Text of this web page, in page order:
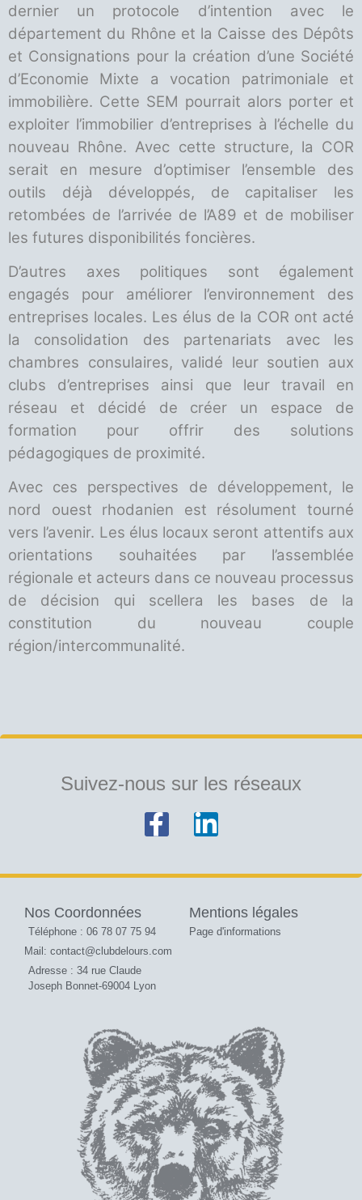
dernier un protocole d’intention avec le
département du Rhône et la Caisse des Dépôts
et Consignations pour la création d’une Société
d’Economie Mixte a vocation patrimoniale et
immobilière. Cette SEM pourrait alors porter et
exploiter l’immobilier d’entreprises à l’échelle du
nouveau Rhône. Avec cette structure, la COR
serait en mesure d’optimiser l’ensemble des
outils déjà développés, de capitaliser les
retombées de l’arrivée de l’A89 et de mobiliser
les futures disponibilités foncières.
D’autres axes politiques sont également
engagés pour améliorer l’environnement des
entreprises locales. Les élus de la COR ont acté
la consolidation des partenariats avec les
chambres consulaires, validé leur soutien aux
clubs d’entreprises ainsi que leur travail en
réseau et décidé de créer un espace de
formation pour offrir des solutions
pédagogiques de proximité.
Avec ces perspectives de développement, le
nord ouest rhodanien est résolument tourné
vers l’avenir. Les élus locaux seront attentifs aux
orientations souhaitées par l’assemblée
régionale et acteurs dans ce nouveau processus
de décision qui scellera les bases de la
constitution du nouveau couple
région/intercommunalité.
Suivez-nous sur les réseaux
Nos Coordonnées
Téléphone : 06 78 07 75 94
Mail: contact@clubdelours.com
Adresse : 34 rue Claude
Joseph Bonnet-69004 Lyon
Mentions légales
Page d'informations